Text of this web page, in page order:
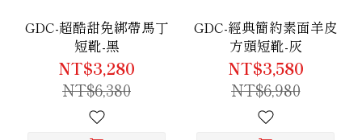
GDC-超酷甜免綁帶馬丁
短靴-黑
NT$3,280
NT$6,380
GDC-經典簡約素面羊皮
方頭短靴-灰
NT$3,580
NT$6,980